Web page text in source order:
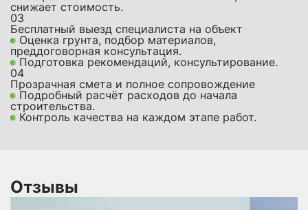
снижает стоимость.
03
Бесплатный выезд специалиста на объект
Оценка грунта, подбор материалов,
преддоговорная консультация.
Подготовка рекомендаций, консультирование.
04
Прозрачная смета и полное сопровождение
Подробный расчёт расходов до начала
строительства.
Контроль качества на каждом этапе работ.
Отзывы